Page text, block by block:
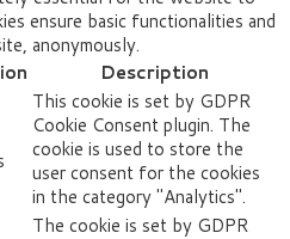
ensure basic functionalities and
anonymously.
Description
This cookie is set by GDPR
Cookie Consent plugin. The
cookie is used to store the
user consent for the cookies
in the category "Analytics".
The cookie is set by GDPR